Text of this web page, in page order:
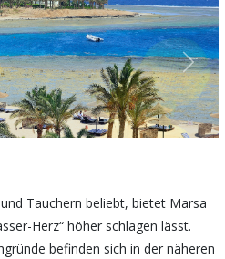
Next
Tauchern beliebt, bietet Marsa
Herz“ höher schlagen lässt.
befinden sich in der näheren